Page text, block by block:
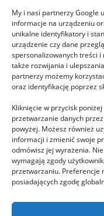
My i nasi partnerzy Google
informacje na urządzeniu
unikalne identyfikatory i
urządzenie czy dane
spersonalizowanych treści
także rozwijania i
partnerzy możemy
oraz identyfikację poprzez
Kliknięcie w przycisk
przetwarzanie danych
powyżej. Możesz również
informacji i zmienić swoje
odmówisz jej wyrażenia.
wymagają zgody
przetwarzaniu. Preferencje
posiadających zgodę
Gór
szczytem Rudaw
MARAMUREȘ
Większość
swoją wizytę w
zobaczenia